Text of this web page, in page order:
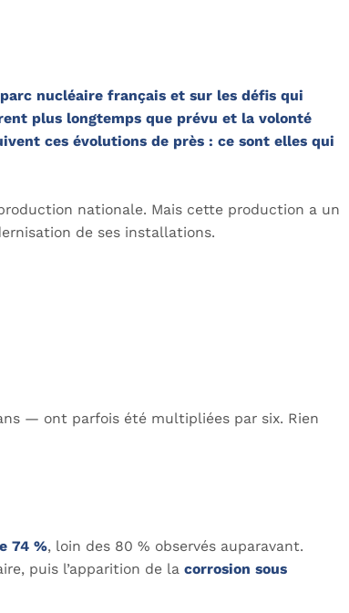
nucléaire français et sur les défis qui
plus longtemps que prévu et la volonté
ces évolutions de près : ce sont elles qui
nationale. Mais cette production a un
de ses installations.
— ont parfois été multipliées par six. Rien
74 %, loin des 80 % observés auparavant.
puis l’apparition de la corrosion sous